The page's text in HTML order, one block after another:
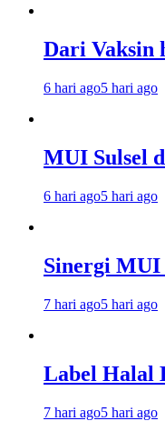
Dari Vaksin
6 hari ago5 hari ago
MUI Sulsel
6 hari ago5 hari ago
Sinergi MUI
7 hari ago5 hari ago
Label Halal
7 hari ago5 hari ago